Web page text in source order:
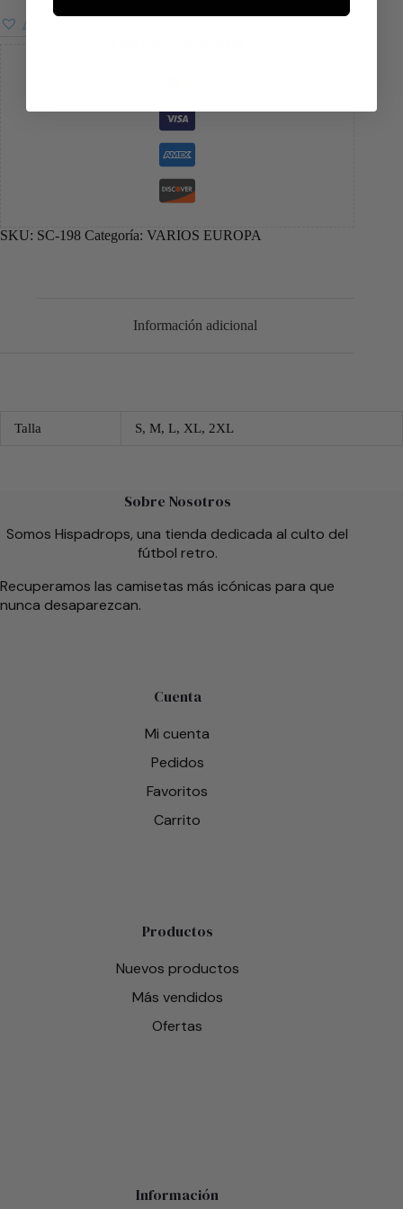
Añadir a favoritos
SKU: SC-198 Categoría: VARIOS EUROPA
Información adicional
Talla S, M, L, XL, 2XL
Sobre Nosotros
Somos Hispadrops, una tienda dedicada al culto del
fútbol retro.
Recuperamos las camisetas más icónicas para que
nunca desaparezcan.
Cuenta
Mi cuenta
Pedidos
Favoritos
Carrito
Productos
Nuevos productos
Más vendidos
Ofertas
Información